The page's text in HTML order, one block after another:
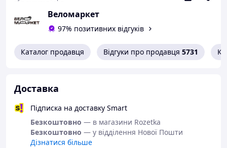
Діаметр: 60 см
Увага!Колір може бути світліше/темніше, ніж на
Якщо виникнуть питання – ви можете їх уточнити у
Веломаркет
97% позитивних відгуків
Каталог продавця Відгуки про продавця 5731
Доставка
Підписка на доставку Smart
Безкоштовно — в магазини Rozetka
Безкоштовно — у відділення Нової Пошти
Дізнатися більше